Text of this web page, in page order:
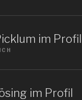
im Profil
im Profil